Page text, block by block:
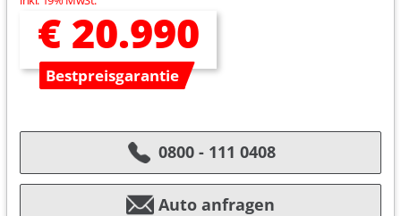
€ 20.990
Bestpreisgarantie
0800 - 111 0408
Auto anfragen